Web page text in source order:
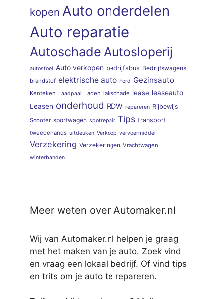
kopen Auto onderdelen
Auto reparatie
Autoschade Autosloperij
autostoel Auto verkopen bedrijfsbus Bedrijfswagens
brandstof elektrische auto Ford Gezinsauto
Kenteken Laadpaal Laden lakschade lease leaseauto
Leasen onderhoud RDW repareren Rijbewijs
Scooter sportwagen spotrepair Tips transport
tweedehands uitdeuken Verkoop vervoermiddel
Verzekering Verzekeringen Vrachtwagen
winterbanden
Meer weten over Automaker.nl
Wij van Automaker.nl helpen je graag
met het maken van je auto. Zoek vind
en vraag een lokaal bedrijf. Of vind tips
en trits om je auto te repareren.